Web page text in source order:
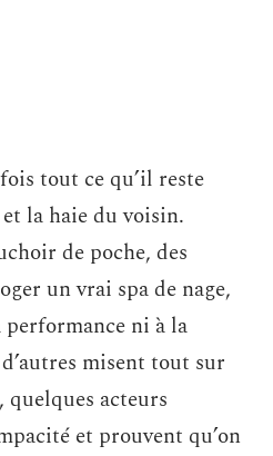
tout ce qu’il reste
la haie du voisin.
de poche, des
un vrai spa de nage,
ni à la
misent tout sur
quelques acteurs
et prouvent qu’on